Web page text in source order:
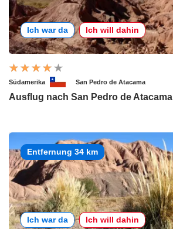
Ich war da Ich will dahin
Südamerika San Pedro de Atacama
Ausflug nach San Pedro de Atacama
Entfernung 34 km
Ich war da Ich will dahin